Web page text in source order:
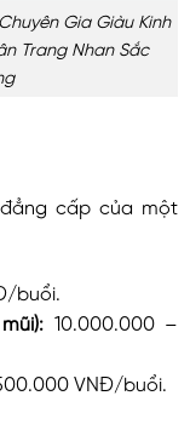
Gia Giàu Kinh
Trang Nhan Sắc
cấp của một
buổi.
10.000.000 –
VNĐ/buổi.